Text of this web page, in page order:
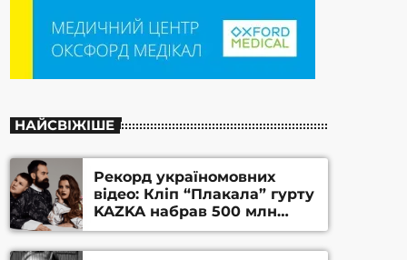
НАЙСВІЖІШЕ
Рекорд україномовних
відео: Кліп “Плакала” гурту
KAZKA набрав 500 млн
переглядів на YouTube